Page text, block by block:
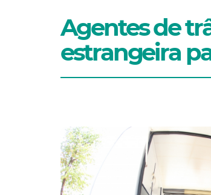
Agentes de
estrangeira